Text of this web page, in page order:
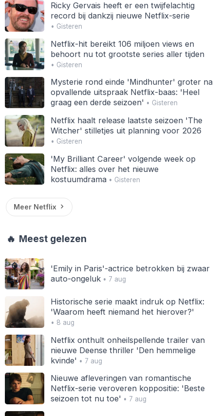
Ricky Gervais heeft er een twijfelachtig
record bij dankzij nieuwe Netflix-serie
• Gisteren
Netflix-hit bereikt 106 miljoen views en
behoort nu tot grootste series aller tijden
• Gisteren
Mysterie rond einde 'Mindhunter' groter na
opvallende uitspraak Netflix-baas: 'Heel
graag een derde seizoen' • Gisteren
Netflix haalt release laatste seizoen 'The
Witcher' stilletjes uit planning voor 2026
• Gisteren
'My Brilliant Career' volgende week op
Netflix: alles over het nieuwe
kostuumdrama• Gisteren
Meer Netflix
🔥 Meest gelezen
'Emily in Paris'-actrice betrokken bij zwaar
auto-ongeluk• 7 aug
Historische serie maakt indruk op Netflix:
'Waarom heeft niemand het hierover?'
• 8 aug
Netflix onthult onheilspellende trailer van
nieuwe Deense thriller 'Den hemmelige
kvinde' • 7 aug
Nieuwe afleveringen van romantische
Netflix-serie veroveren koppositie: 'Beste
seizoen tot nu toe' • 7 aug